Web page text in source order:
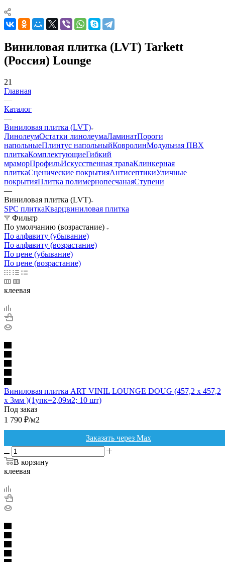
Виниловая плитка (LVT) Tarkett
(Россия) Lounge
21
Главная
—
Каталог
—
Виниловая плитка (LVT)
ЛинолеумОстатки линолеумаЛаминатПороги
напольныеПлинтус напольныйКовролинМодульная ПВХ
плиткаКомплектующиеГибкий
мраморПрофильИскусственная траваКлинкерная
плиткаСценические покрытияАнтисептикиУличные
покрытияПлитка полимернопесчанаяСтупени
—
Виниловая плитка (LVT)
SPC плиткаКварцвиниловая плитка
Фильтр
По умолчанию (возрастание)
По алфавиту (убывание)
По алфавиту (возрастание)
По цене (убывание)
По цене (возрастание)
клеевая
Виниловая плитка ART VINIL LOUNGE DOUG (457,2 х 457,2
х 3мм )(1упк=2,09м2; 10 шт)
Под заказ
1 790 ₽/м2
Заказать через Max
В корзину
клеевая